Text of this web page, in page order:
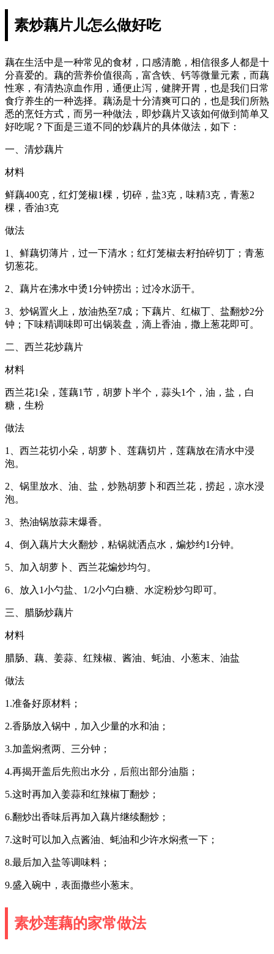
素炒藕片儿怎么做好吃
藕在生活中是一种常见的食材，口感清脆，相信很多人都是十
分喜爱的。藕的营养价值很高，富含铁、钙等微量元素，而藕
性寒，有清热凉血作用，通便止泻，健脾开胃，也是我们日常
食疗养生的一种选择。藕汤是十分清爽可口的，也是我们所熟
悉的烹饪方式，而另一种做法，即炒藕片又该如何做到简单又
好吃呢？下面是三道不同的炒藕片的具体做法，如下：
一、清炒藕片
材料
鲜藕400克，红灯笼椒1棵，切碎，盐3克，味精3克，青葱2
棵，香油3克
做法
1、鲜藕切薄片，过一下清水；红灯笼椒去籽拍碎切丁；青葱
切葱花。
2、藕片在沸水中烫1分钟捞出；过冷水沥干。
3、炒锅置火上，放油热至7成；下藕片、红椒丁、盐翻炒2分
钟；下味精调味即可出锅装盘，滴上香油，撒上葱花即可。
二、西兰花炒藕片
材料
西兰花1朵，莲藕1节，胡萝卜半个，蒜头1个，油，盐，白
糖，生粉
做法
1、西兰花切小朵，胡萝卜、莲藕切片，莲藕放在清水中浸
泡。
2、锅里放水、油、盐，炒熟胡萝卜和西兰花，捞起，凉水浸
泡。
3、热油锅放蒜末爆香。
4、倒入藕片大火翻炒，粘锅就洒点水，煸炒约1分钟。
5、加入胡萝卜、西兰花煸炒均匀。
6、放入1小勺盐、1/2小勺白糖、水淀粉炒匀即可。
三、腊肠炒藕片
材料
腊肠、藕、姜蒜、红辣椒、酱油、蚝油、小葱末、油盐
做法
1.准备好原材料；
2.香肠放入锅中，加入少量的水和油；
3.加盖焖煮两、三分钟；
4.再揭开盖后先煎出水分，后煎出部分油脂；
5.这时再加入姜蒜和红辣椒丁翻炒；
6.翻炒出香味后再加入藕片继续翻炒；
7.这时可以加入点酱油、蚝油和少许水焖煮一下；
8.最后加入盐等调味料；
9.盛入碗中，表面撒些小葱末。
素炒莲藕的家常做法